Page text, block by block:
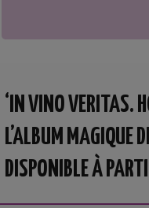
‘IN VINO VERITAS.
L’ALBUM MAGIQUE
DISPONIBLE À